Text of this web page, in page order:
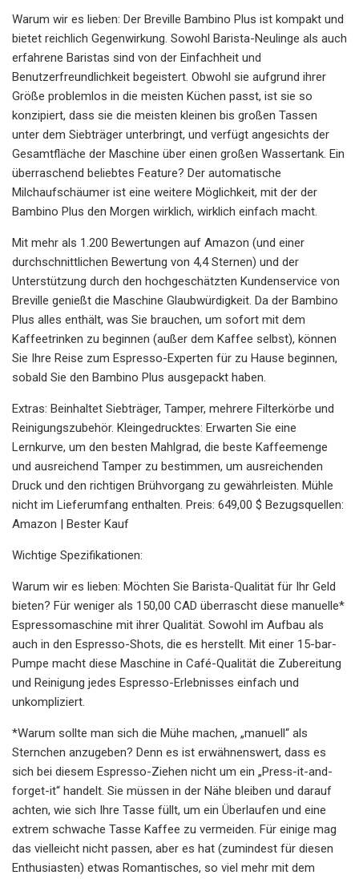
Warum wir es lieben: Der Breville Bambino Plus ist kompakt und
bietet reichlich Gegenwirkung. Sowohl Barista-Neulinge als auch
erfahrene Baristas sind von der Einfachheit und
Benutzerfreundlichkeit begeistert. Obwohl sie aufgrund ihrer
Größe problemlos in die meisten Küchen passt, ist sie so
konzipiert, dass sie die meisten kleinen bis großen Tassen
unter dem Siebträger unterbringt, und verfügt angesichts der
Gesamtfläche der Maschine über einen großen Wassertank. Ein
überraschend beliebtes Feature? Der automatische
Milchaufschäumer ist eine weitere Möglichkeit, mit der der
Bambino Plus den Morgen wirklich, wirklich einfach macht.
Mit mehr als 1.200 Bewertungen auf Amazon (und einer
durchschnittlichen Bewertung von 4,4 Sternen) und der
Unterstützung durch den hochgeschätzten Kundenservice von
Breville genießt die Maschine Glaubwürdigkeit. Da der Bambino
Plus alles enthält, was Sie brauchen, um sofort mit dem
Kaffeetrinken zu beginnen (außer dem Kaffee selbst), können
Sie Ihre Reise zum Espresso-Experten für zu Hause beginnen,
sobald Sie den Bambino Plus ausgepackt haben.
Extras: Beinhaltet Siebträger, Tamper, mehrere Filterkörbe und
Reinigungszubehör. Kleingedrucktes: Erwarten Sie eine
Lernkurve, um den besten Mahlgrad, die beste Kaffeemenge
und ausreichend Tamper zu bestimmen, um ausreichenden
Druck und den richtigen Brühvorgang zu gewährleisten. Mühle
nicht im Lieferumfang enthalten. Preis: 649,00 $ Bezugsquellen:
Amazon | Bester Kauf
Wichtige Spezifikationen:
Warum wir es lieben: Möchten Sie Barista-Qualität für Ihr Geld
bieten? Für weniger als 150,00 CAD überrascht diese manuelle*
Espressomaschine mit ihrer Qualität. Sowohl im Aufbau als
auch in den Espresso-Shots, die es herstellt. Mit einer 15-bar-
Pumpe macht diese Maschine in Café-Qualität die Zubereitung
und Reinigung jedes Espresso-Erlebnisses einfach und
unkompliziert.
*Warum sollte man sich die Mühe machen, „manuell“ als
Sternchen anzugeben? Denn es ist erwähnenswert, dass es
sich bei diesem Espresso-Ziehen nicht um ein „Press-it-and-
forget-it“ handelt. Sie müssen in der Nähe bleiben und darauf
achten, wie sich Ihre Tasse füllt, um ein Überlaufen und eine
extrem schwache Tasse Kaffee zu vermeiden. Für einige mag
das vielleicht nicht passen, aber es hat (zumindest für diesen
Enthusiasten) etwas Romantisches, so viel mehr mit dem